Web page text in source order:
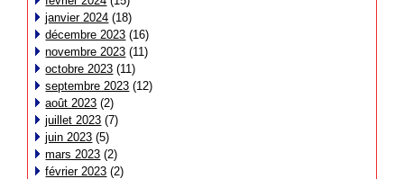
janvier 2024 (18)
décembre 2023 (16)
novembre 2023 (11)
octobre 2023 (11)
septembre 2023 (12)
août 2023 (2)
juillet 2023 (7)
juin 2023 (5)
mars 2023 (2)
février 2023 (2)